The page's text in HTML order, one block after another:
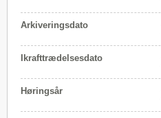
Arkiveringsdato
Ikrafttrædelsesdato
Høringsår